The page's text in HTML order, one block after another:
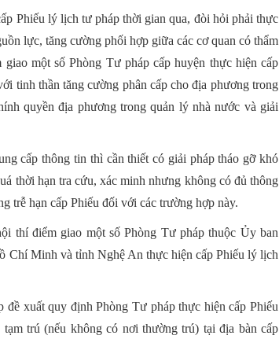
Phiếu lý lịch tư pháp thời gian qua, đòi hỏi phải thực
lực, tăng cường phối hợp giữa các cơ quan có thẩm
một số Phòng Tư pháp cấp huyện thực hiện cấp
tinh thần tăng cường phân cấp cho địa phương trong
quyền địa phương trong quản lý nhà nước và giải
cấp thông tin thì cần thiết có giải pháp tháo gỡ khó
thời hạn tra cứu, xác minh nhưng không có đủ thông
trễ hạn cấp Phiếu đối với các trường hợp này.
thí điểm giao một số Phòng Tư pháp thuộc Ủy ban
Chí Minh và tỉnh Nghệ An thực hiện cấp Phiếu lý lịch
xuất quy định Phòng Tư pháp thực hiện cấp Phiếu
trú (nếu không có nơi thường trú) tại địa bàn cấp